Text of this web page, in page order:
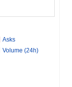
Asks
Volume (24h)